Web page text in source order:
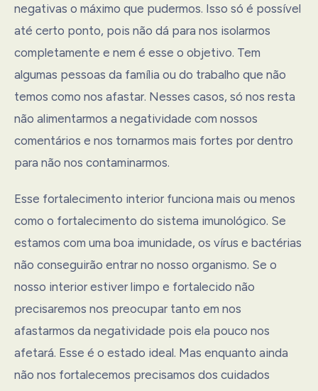
negativas o máximo que pudermos. Isso só é possível
até certo ponto, pois não dá para nos isolarmos
completamente e nem é esse o objetivo. Tem
algumas pessoas da família ou do trabalho que não
temos como nos afastar. Nesses casos, só nos resta
não alimentarmos a negatividade com nossos
comentários e nos tornarmos mais fortes por dentro
para não nos contaminarmos.
Esse fortalecimento interior funciona mais ou menos
como o fortalecimento do sistema imunológico. Se
estamos com uma boa imunidade, os vírus e bactérias
não conseguirão entrar no nosso organismo. Se o
nosso interior estiver limpo e fortalecido não
precisaremos nos preocupar tanto em nos
afastarmos da negatividade pois ela pouco nos
afetará. Esse é o estado ideal. Mas enquanto ainda
não nos fortalecemos precisamos dos cuidados